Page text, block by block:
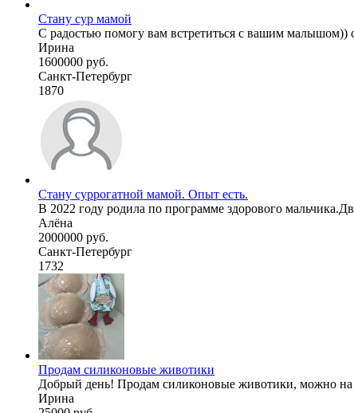
Стану сур мамой
С радостью помогу вам встретиться с вашим малышом))
Ирина
1600000 руб.
Санкт-Петербург
1870
Стану суррогатной мамой. Опыт есть.
В 2022 году родила по программе здорового
Алёна
2000000 руб.
Санкт-Петербург
1732
Продам силиконовые животики
Добрый день! Продам силиконовые животики, можно на
Ирина